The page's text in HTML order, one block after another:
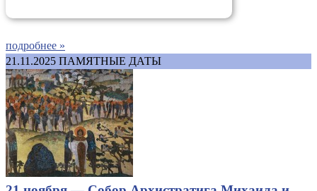
подробнее »
21.11.2025 ПАМЯТНЫЕ ДАТЫ